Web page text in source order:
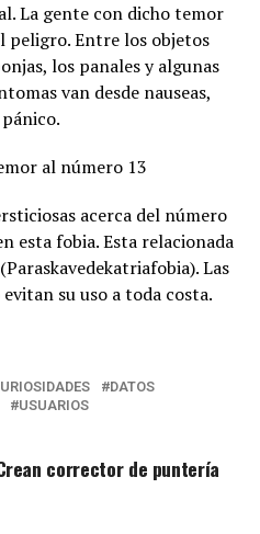
La gente con dicho temor
peligro. Entre los objetos
los panales y algunas
van desde nauseas,
al número 13
acerca del número
esta fobia. Esta relacionada
Las
su uso a toda costa.
DATOS
USUARIOS
corrector de puntería